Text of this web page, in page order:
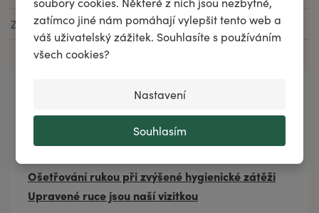
zatímco jiné nám pomáhají vylepšit tento web a
váš uživatelský zážitek. Souhlasíte s používáním
všech cookies?
Nastavení
Souhlasím
Země původu Česká republika
Ekologická domácnost - dokonalý úklid bez
Ošetřování rukou při zvýšené hygienické zátěži
Upravené ruce jsou naší vizitkou